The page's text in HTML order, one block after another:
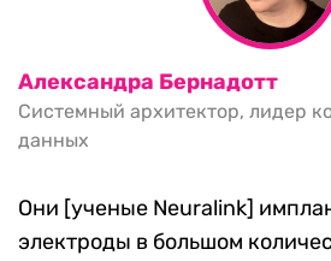
Александра Бернадотт
Системный архитектор, лидер
данных
Они [ученые Neuralink]
электроды в большом